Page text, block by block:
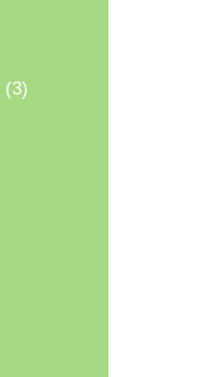
(3)